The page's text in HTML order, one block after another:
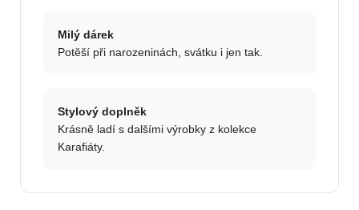
Milý dárek
Potěší při narozeninách, svátku i jen tak.
Stylový doplněk
Krásně ladí s dalšími výrobky z kolekce
Karafiáty.